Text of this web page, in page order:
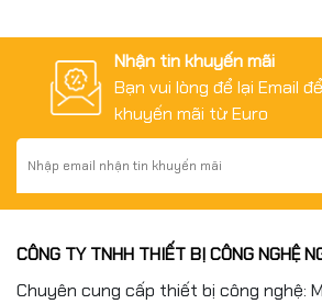
Nhận tin khuyến mãi
Bạn vui lòng để lại Email
khuyến mãi từ Euro
CÔNG TY TNHH THIẾT BỊ CÔNG NGHỆ
Chuyên cung cấp thiết bị công nghệ: